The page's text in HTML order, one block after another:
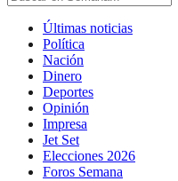
Últimas noticias
Política
Nación
Dinero
Deportes
Opinión
Impresa
Jet Set
Elecciones 2026
Foros Semana